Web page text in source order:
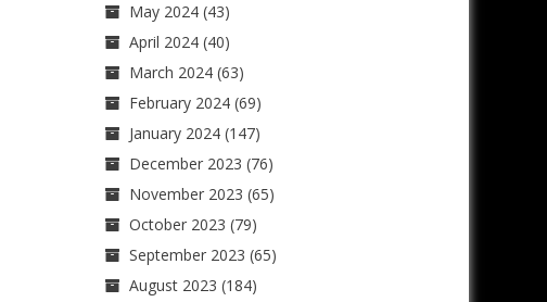
May 2024(43)
April 2024(40)
March 2024(63)
February 2024(69)
January 2024(147)
December 2023 (76)
November 2023 (65)
October 2023 (79)
September 2023 (65)
August 2023 (184)